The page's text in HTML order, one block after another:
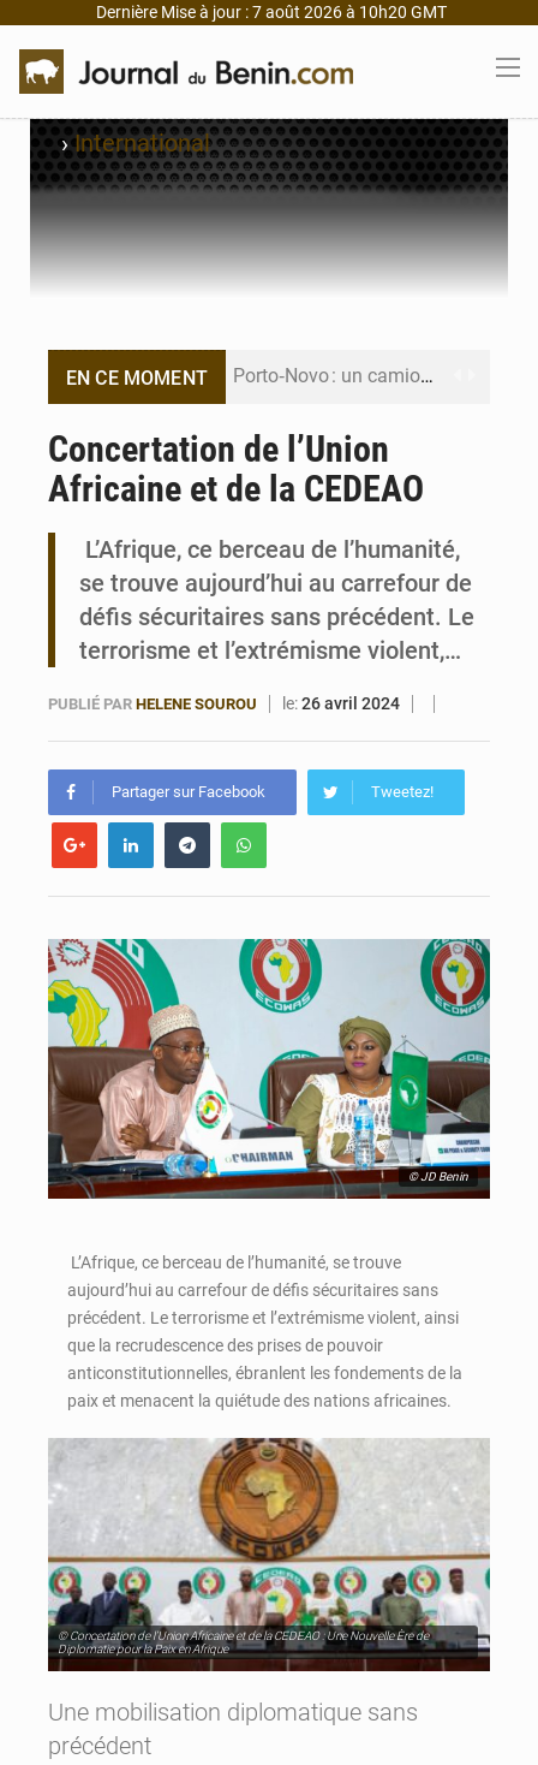
Dernière Mise à jour : 7 août 2026 à 10h20 GMT
›International
EN CE MOMENT Porto‑Novo : un camion de produits pétroliers embrase Avakpa
Bénin : Djogbénou inspecte le chantier du siège de l’Assemblée
Bénin et Canada scellent un partenariat inédit
Bénin : Le CEG La Verdure de Ouèdo fait sa mue pour la rentrée
Concertation de l’Union
Africaine et de la CEDEAO
L’Afrique, ce berceau de l’humanité,
se trouve aujourd’hui au carrefour de
défis sécuritaires sans précédent. Le
terrorisme et l’extrémisme violent,…
PUBLIÉ PAR HELENE SOUROU le:26 avril 2024
Partager sur Facebook Tweetez!
© JD Benin
L’Afrique, ce berceau de l’humanité, se trouve
aujourd’hui au carrefour de défis sécuritaires sans
précédent. Le terrorisme et l’extrémisme violent, ainsi
que la recrudescence des prises de pouvoir
anticonstitutionnelles, ébranlent les fondements de la
paix et menacent la quiétude des nations africaines.
© Concertation de l’Union Africaine et de la CEDEAO : Une Nouvelle Ère de
Diplomatie pour la Paix en Afrique
Une mobilisation diplomatique sans
précédent